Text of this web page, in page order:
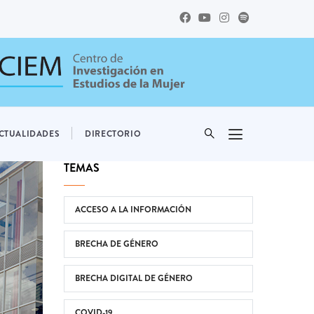
DIRECTORIO
TEMAS
ACCESO A LA INFORMACIÓN
BRECHA DE GÉNERO
BRECHA DIGITAL DE GÉNERO